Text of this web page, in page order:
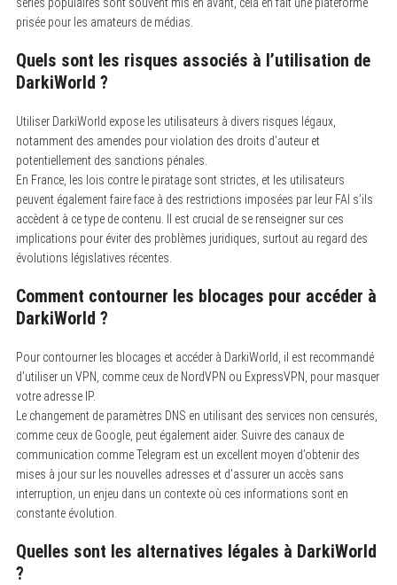
prisée pour les amateurs de médias.
Quels sont les risques associés à l’utilisation de
DarkiWorld ?
Utiliser DarkiWorld expose les utilisateurs à divers risques légaux,
notamment des amendes pour violation des droits d’auteur et
potentiellement des sanctions pénales.
En France, les lois contre le piratage sont strictes, et les utilisateurs
peuvent également faire face à des restrictions imposées par leur FAI s’ils
accèdent à ce type de contenu. Il est crucial de se renseigner sur ces
implications pour éviter des problèmes juridiques, surtout au regard des
évolutions législatives récentes.
Comment contourner les blocages pour accéder à
DarkiWorld ?
Pour contourner les blocages et accéder à DarkiWorld, il est recommandé
d’utiliser un VPN, comme ceux de NordVPN ou ExpressVPN, pour masquer
votre adresse IP.
Le changement de paramètres DNS en utilisant des services non censurés,
comme ceux de Google, peut également aider. Suivre des canaux de
communication comme Telegram est un excellent moyen d’obtenir des
mises à jour sur les nouvelles adresses et d’assurer un accès sans
interruption, un enjeu dans un contexte où ces informations sont en
constante évolution.
Quelles sont les alternatives légales à DarkiWorld
?